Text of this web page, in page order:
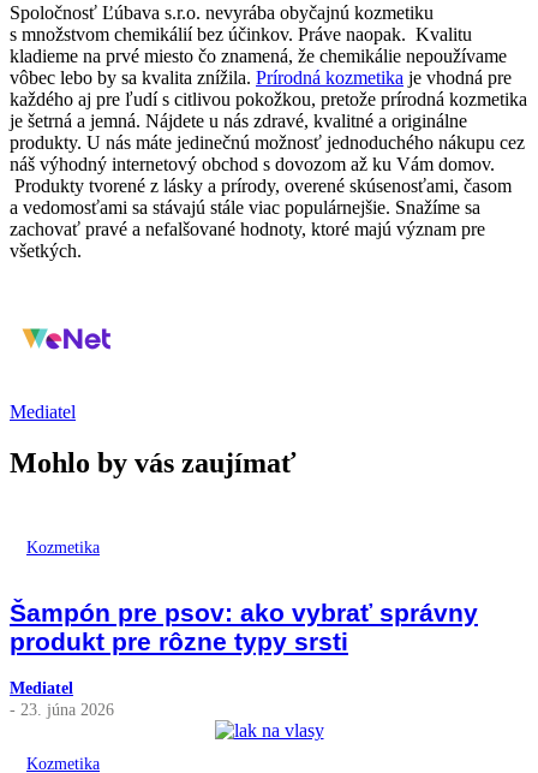
Spoločnosť Ľúbava s.r.o. nevyrába obyčajnú kozmetiku
s množstvom chemikálií bez účinkov. Práve naopak. Kvalitu
kladieme na prvé miesto čo znamená, že chemikálie nepoužívame
vôbec lebo by sa kvalita znížila. Prírodná kozmetika je vhodná pre
každého aj pre ľudí s citlivou pokožkou, pretože prírodná kozmetika
je šetrná a jemná. Nájdete u nás zdravé, kvalitné a originálne
produkty. U nás máte jedinečnú možnosť jednoduchého nákupu cez
náš výhodný internetový obchod s dovozom až ku Vám domov.
Produkty tvorené z lásky a prírody, overené skúsenosťami, časom
a vedomosťami sa stávajú stále viac populárnejšie. Snažíme sa
zachovať pravé a nefalšované hodnoty, ktoré majú význam pre
všetkých.
Mediatel
Mohlo by vás zaujímať
Kozmetika
Šampón pre psov: ako vybrať správny
produkt pre rôzne typy srsti
Mediatel
- 23. júna 2026
Kozmetika